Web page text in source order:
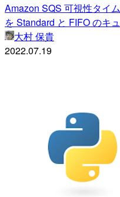
Amazon SQS 可視性タイ
を Standard と FIFO のキ
大村 保貴
2022.07.19